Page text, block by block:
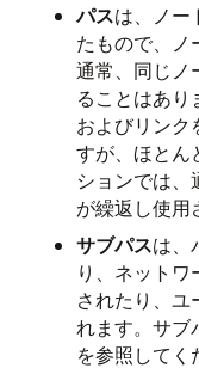
パスは、ノー
たもので、ノ
通常、同じノ
ることはあり
およびリンク
すが、ほとん
ションでは、
が繰返し使用
サブパスは、
り、ネット
されたり、ユ
れます。サブ
を参照してく